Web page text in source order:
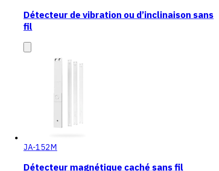
Détecteur de vibration ou d’inclinaison sans
fil
JA-152M
Détecteur magnétique caché sans fil